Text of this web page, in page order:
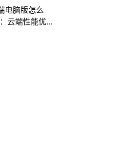
电脑版怎么
云端性能优